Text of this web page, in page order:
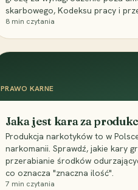
skarbowego, Kodeksu pracy i
8 min czytania
PRAWO KARNE
Jaka jest kara za
Produkcja narkotyków to w
narkomanii. Sprawdź, jakie kary
przerabianie środków
co oznacza "znaczna ilość".
7 min czytania